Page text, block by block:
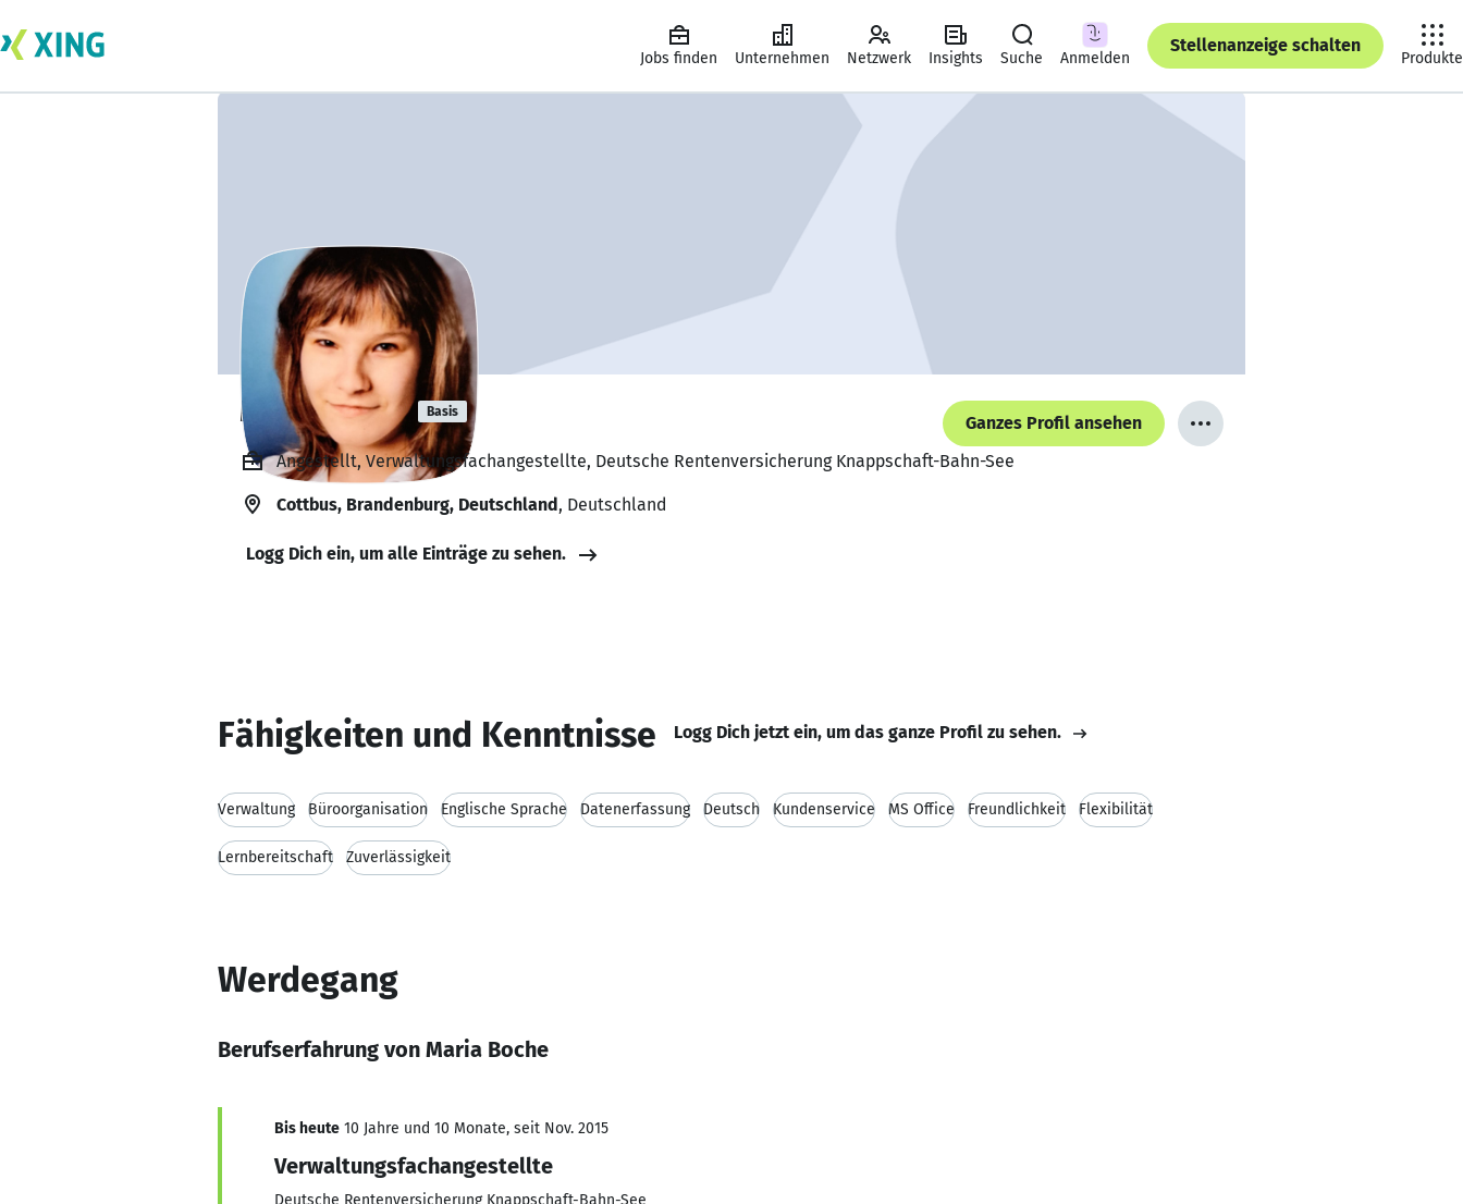
Jobs finden Unternehmen Netzwerk Insights Suche Anmelden
Stellenanzeige schalten
Produkte
Maria Boche Basis
Ganzes Profil ansehen
Angestellt, Verwaltungsfachangestellte, Deutsche Rentenversicherung Knappschaft-Bahn-See
Cottbus, Brandenburg, Deutschland, Deutschland
Logg Dich ein, um alle Einträge zu sehen.
Fähigkeiten und Kenntnisse Logg Dich jetzt ein, um das ganze Profil zu sehen.
Verwaltung Büroorganisation Englische Sprache Datenerfassung Deutsch Kundenservice MS Office Freundlichkeit Flexibilität
Lernbereitschaft Zuverlässigkeit
Werdegang
Berufserfahrung von Maria Boche
Bis heute 10 Jahre und 10 Monate, seit Nov. 2015
Verwaltungsfachangestellte
Deutsche Rentenversicherung Knappschaft-Bahn-See